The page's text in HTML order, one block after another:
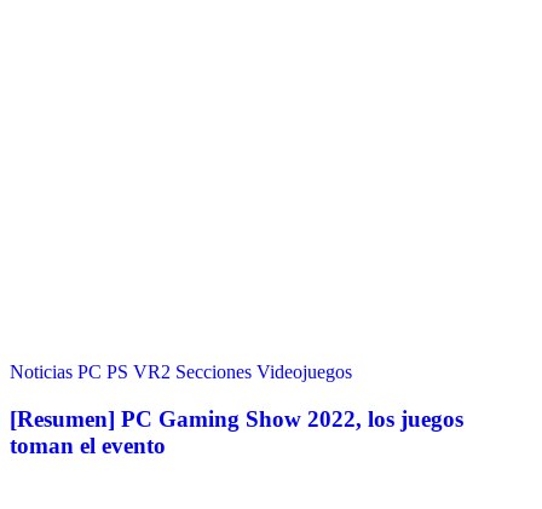
Noticias PC PS VR2 Secciones Videojuegos
[Resumen] PC Gaming Show 2022, los juegos
toman el evento